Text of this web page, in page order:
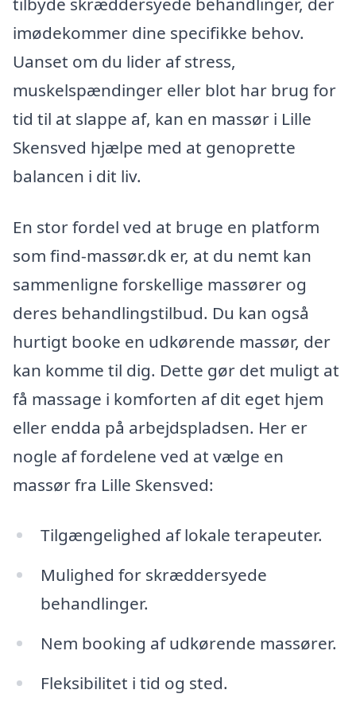
imødekommer dine specifikke behov.
Uanset om du lider af stress,
muskelspændinger eller blot har brug for
tid til at slappe af, kan en massør i Lille
Skensved hjælpe med at genoprette
balancen i dit liv.
En stor fordel ved at bruge en platform
som find-massør.dk er, at du nemt kan
sammenligne forskellige massører og
deres behandlingstilbud. Du kan også
hurtigt booke en udkørende massør, der
kan komme til dig. Dette gør det muligt at
få massage i komforten af dit eget hjem
eller endda på arbejdspladsen. Her er
nogle af fordelene ved at vælge en
massør fra Lille Skensved:
Tilgængelighed af lokale terapeuter.
Mulighed for skræddersyede
behandlinger.
Nem booking af udkørende massører.
Fleksibilitet i tid og sted.